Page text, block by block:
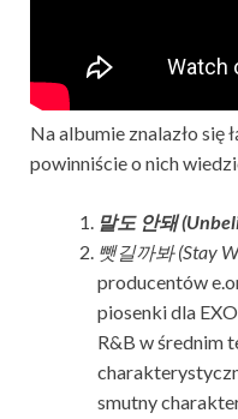
Na albumie znalazło się
powinniście o nich
말도 안돼
뺏길까봐 (Stay
producentów
piosenki dla
R&B w średnim
smutny